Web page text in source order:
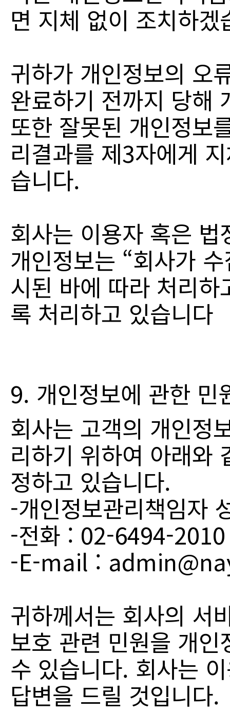
면 지체 없이 조치하
귀하가 개인정보의 오
완료하기 전까지 당해
또한 잘못된 개인정보
리결과를 제3자에게
습니다.
회사는 이용자 혹은
개인정보는 “회사가
시된 바에 따라 처리
록 처리하고 있습니다
9. 개인정보에 관한
회사는 고객의 개인정
리하기 위하여 아래와
정하고 있습니다.
-개인정보관리책임자
-전화 : 02-6494-2010
-E-mail :
귀하께서는 회사의 서
보호 관련 민원을 개
수 있습니다. 회사는
답변을 드릴 것입니다.